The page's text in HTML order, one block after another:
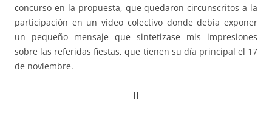
concurso en la propuesta, que quedaron circunscritos a la
participación en un vídeo colectivo donde debía exponer
un pequeño mensaje que sintetizase mis impresiones
sobre las referidas fiestas, que tienen su día principal el 17
de noviembre.
II